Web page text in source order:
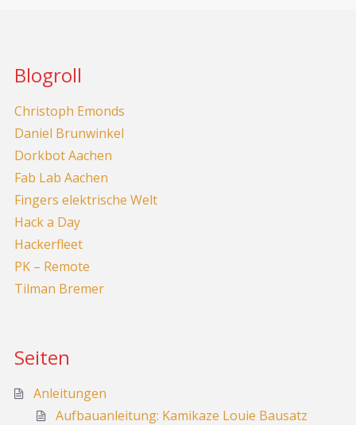
Blogroll
Christoph Emonds
Daniel Brunwinkel
Dorkbot Aachen
Fab Lab Aachen
Fingers elektrische Welt
Hack a Day
Hackerfleet
PK – Remote
Tilman Bremer
Seiten
Anleitungen
Aufbauanleitung: Kamikaze Louie Bausatz